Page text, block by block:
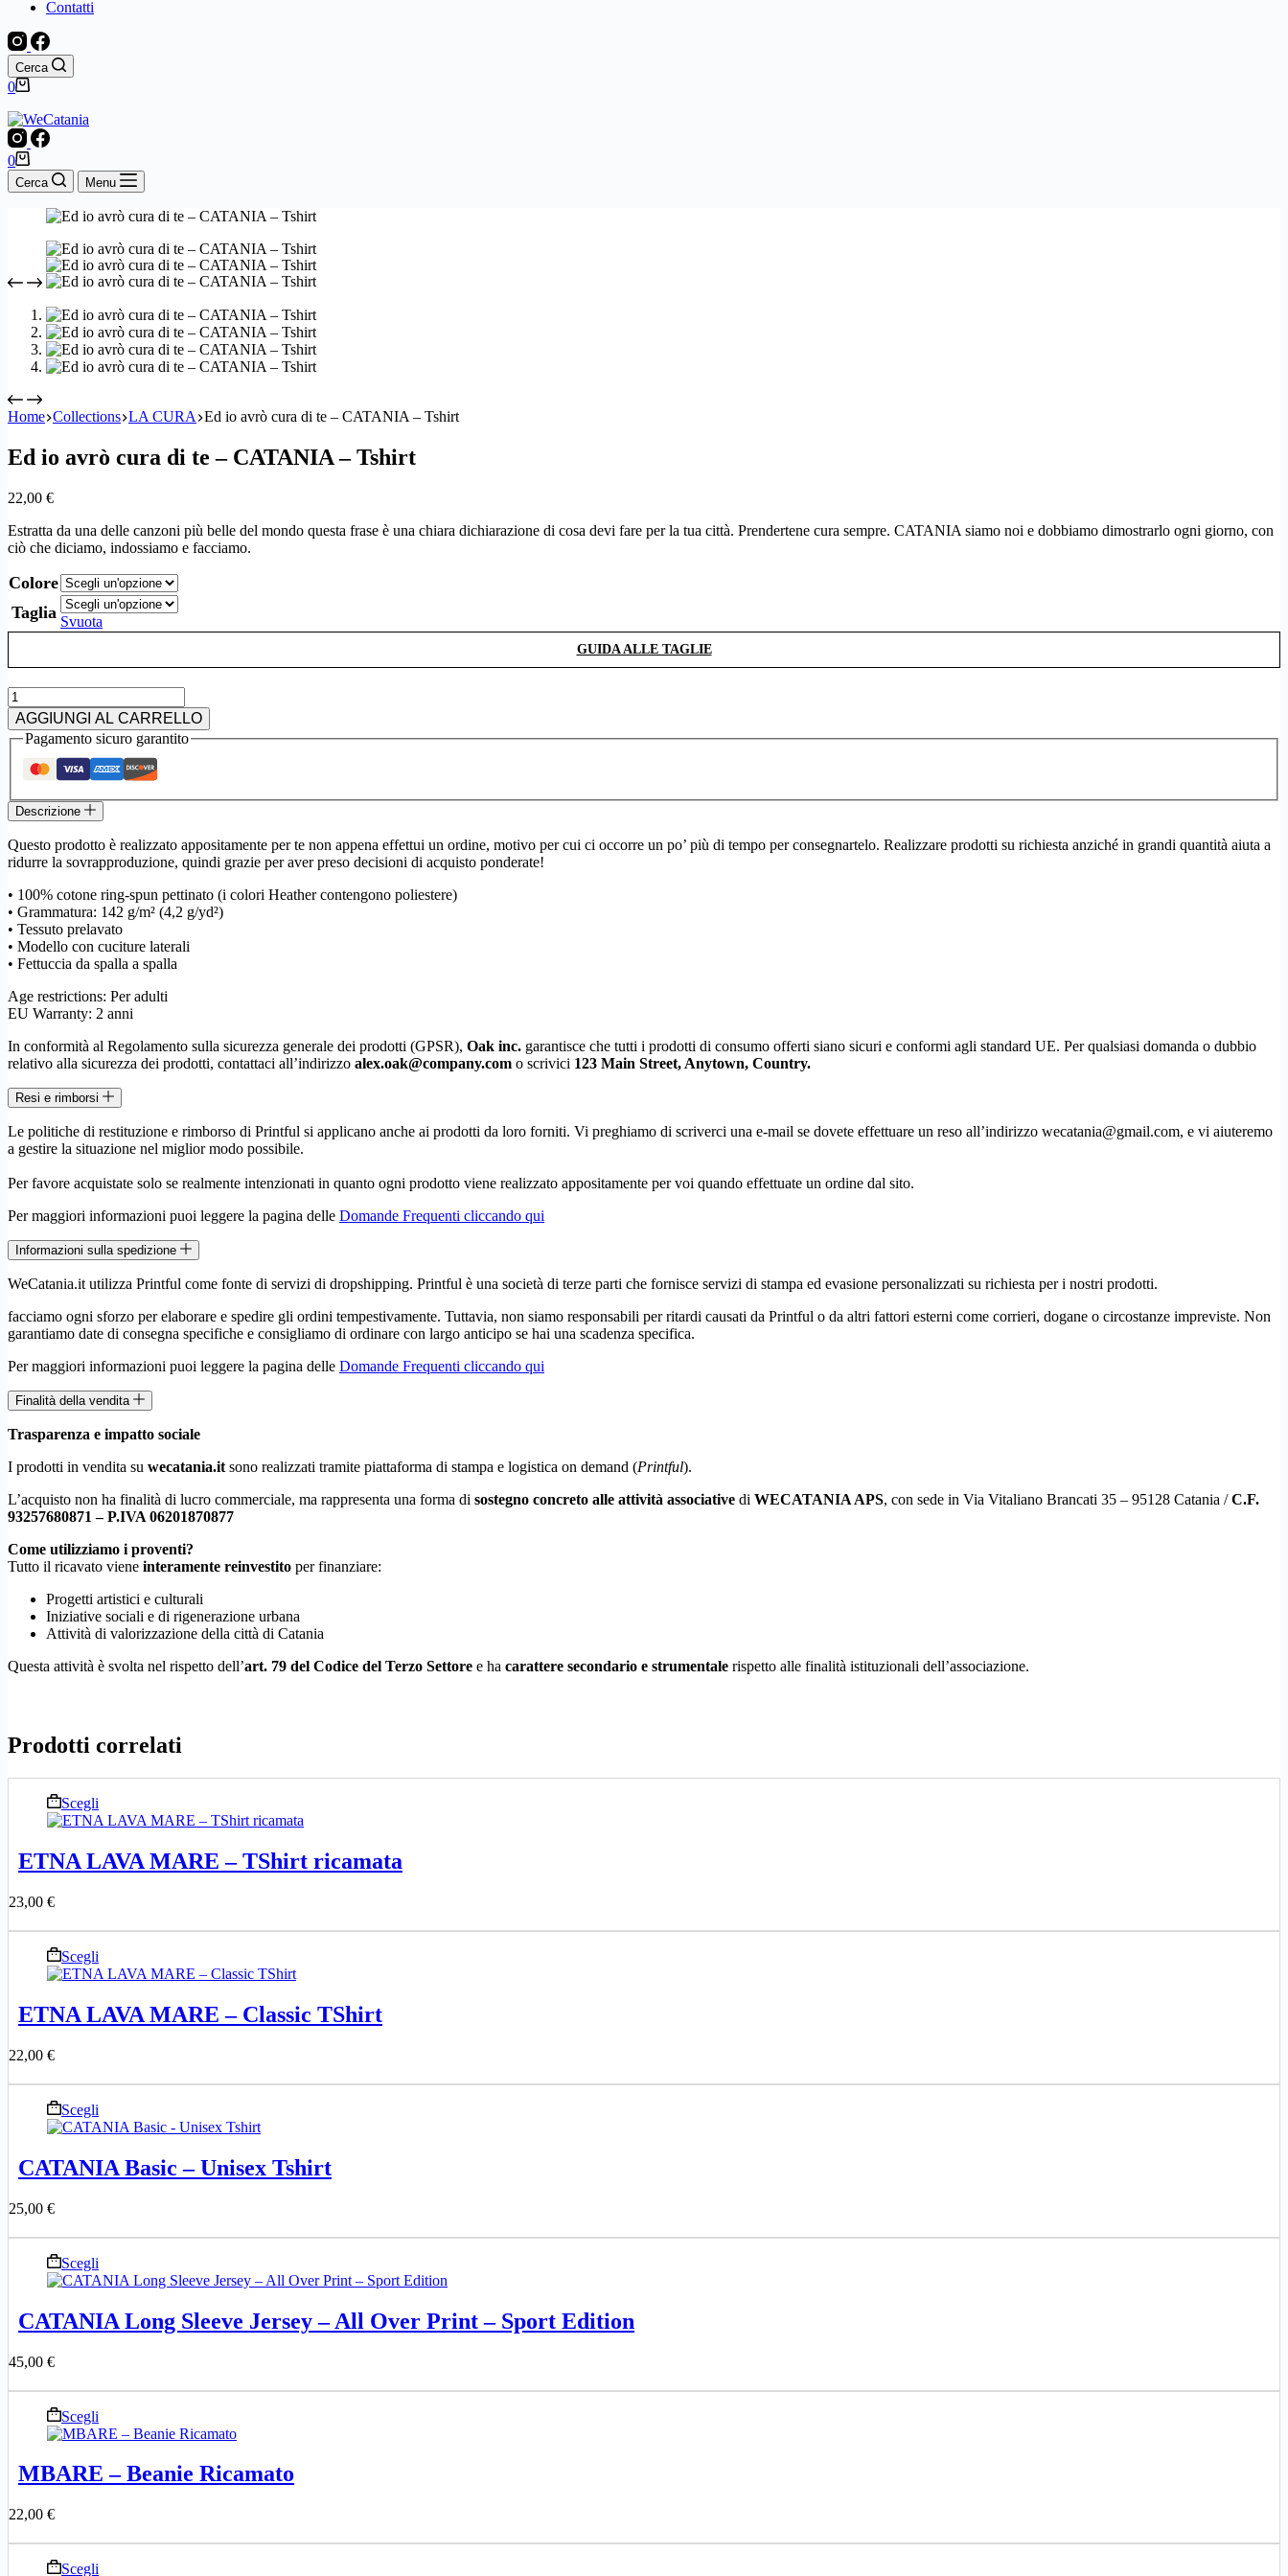
Contatti
Cerca
Carrello
0
Carrello
0
Cerca Menu
Home Collections LA CURA Ed io avrò cura di te – CATANIA – Tshirt
Ed io avrò cura di te – CATANIA – Tshirt
22,00 €
Estratta da una delle canzoni più belle del mondo questa frase è una chiara dichiarazione di cosa devi fare per la tua città. Prendertene cura sempre. CATANIA siamo noi e dobbiamo dimostrarlo ogni giorno, con
ciò che diciamo, indossiamo e facciamo.
Colore
Taglia Svuota
GUIDA ALLE TAGLIE
Ed
io
avrò
cura
–
CATANIA
Tshirt
quantità
AGGIUNGI AL CARRELLO
Pagamento sicuro garantito
Descrizione
Questo prodotto è realizzato appositamente per te non appena effettui un ordine, motivo per cui ci occorre un po’ più di tempo per consegnartelo. Realizzare prodotti su richiesta anziché in grandi quantità aiuta a
ridurre la sovrapproduzione, quindi grazie per aver preso decisioni di acquisto ponderate!
• 100% cotone ring-spun pettinato (i colori Heather contengono poliestere)
• Grammatura: 142 g/m² (4,2 g/yd²)
• Tessuto prelavato
• Modello con cuciture laterali
• Fettuccia da spalla a spalla
Age restrictions: Per adulti
EU Warranty: 2 anni
In conformità al Regolamento sulla sicurezza generale dei prodotti (GPSR), Oak inc. garantisce che tutti i prodotti di consumo offerti siano sicuri e conformi agli standard UE. Per qualsiasi domanda o dubbio
relativo alla sicurezza dei prodotti, contattaci all’indirizzo alex.oak@company.com o scrivici 123 Main Street, Anytown, Country.
Resi e rimborsi
Le politiche di restituzione e rimborso di Printful si applicano anche ai prodotti da loro forniti. Vi preghiamo di scriverci una e-mail se dovete effettuare un reso all’indirizzo wecatania@gmail.com, e vi aiuteremo
a gestire la situazione nel miglior modo possibile.
Per favore acquistate solo se realmente intenzionati in quanto ogni prodotto viene realizzato appositamente per voi quando effettuate un ordine dal sito.
Per maggiori informazioni puoi leggere la pagina delle Domande Frequenti cliccando qui
Informazioni sulla spedizione
WeCatania.it utilizza Printful come fonte di servizi di dropshipping. Printful è una società di terze parti che fornisce servizi di stampa ed evasione personalizzati su richiesta per i nostri prodotti.
facciamo ogni sforzo per elaborare e spedire gli ordini tempestivamente. Tuttavia, non siamo responsabili per ritardi causati da Printful o da altri fattori esterni come corrieri, dogane o circostanze impreviste. Non
garantiamo date di consegna specifiche e consigliamo di ordinare con largo anticipo se hai una scadenza specifica.
Per maggiori informazioni puoi leggere la pagina delle Domande Frequenti cliccando qui
Finalità della vendita
Trasparenza e impatto sociale
I prodotti in vendita su wecatania.itsono realizzati tramite piattaforma di stampa e logistica on demand (Printful).
L’acquisto non ha finalità di lucro commerciale, ma rappresenta una forma di sostegno concreto alle attività associative di WECATANIA APS, con sede in Via Vitaliano Brancati 35 – 95128 Catania /C.F.
93257680871 – P.IVA 06201870877
Come utilizziamo i proventi?
Tutto il ricavato viene interamente reinvestito per finanziare:
Progetti artistici e culturali
Iniziative sociali e di rigenerazione urbana
Attività di valorizzazione della città di Catania
Questa attività è svolta nel rispetto dell’art. 79 del Codice del Terzo Settore e ha carattere secondario e strumentale rispetto alle finalità istituzionali dell’associazione.
Prodotti correlati
Scegli
prodotto
più
varianti.
nella
del
prodotto
ETNA LAVA MARE – TShirt ricamata
23,00 €
Scegli
prodotto
più
varianti.
nella
del
prodotto
ETNA LAVA MARE – Classic TShirt
22,00 €
Scegli
prodotto
più
varianti.
nella
del
prodotto
CATANIA Basic – Unisex Tshirt
25,00 €
Scegli
prodotto
più
varianti.
nella
del
prodotto
CATANIA Long Sleeve Jersey – All Over Print – Sport Edition
45,00 €
Scegli
prodotto
più
varianti.
scelte
MBARE – Beanie Ricamato
22,00 €
Scegli